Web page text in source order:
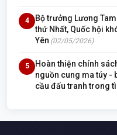
4
Bộ trưởng Lương
thứ Nhất, Quốc hội
Yên (02/05/2026)
5
Hoàn thiện chính
nguồn cung ma túy -
cầu đấu tranh trong